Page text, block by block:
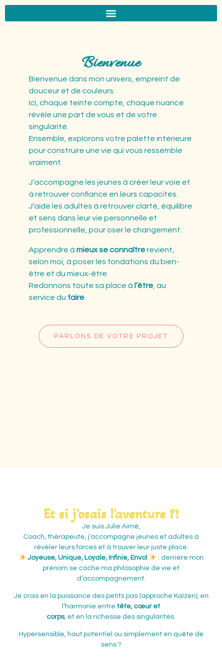
Bienvenue
Bienvenue dans mon univers, empreint de
douceur et de couleurs.
Ici, chaque teinte compte, chaque nuance
révèle une part de vous et de votre
singularité.
Ensemble, explorons votre palette intérieure
pour construire une vie qui vous ressemble
vraiment.
J’accompagne les jeunes à créer leur voie et
à retrouver confiance en leurs capacités.
J’aide les adultes à retrouver clarté, équilibre
et sens dans leur vie personnelle et
professionnelle, pour oser le changement.
Apprendre à mieux se connaîtrerevient,
selon moi, à poser les fondations du bien-
être et du mieux-être.
Redonnons toute sa place à l’être, au
service du faire.
PARLONS DE VOTRE PROJET
Et si j'osais l'aventure ?!
Je suis Julie Aimé,
Coach, thérapeute, j’accompagne jeunes et adultes à
révéler leurs forces et à trouver leur juste place.
Joyeuse, Unique, Loyale, Infinie, Envol
: derrière mon
prénom se cache ma philosophie de vie et
d’accompagnement.
Je crois en la puissance des petits pas (approche Kaïzen), en
l’harmonie entre tête, cœur et
corps, et en la richesse des singularités.
Hypersensible, haut potentiel ou simplement en quête de
sens ?